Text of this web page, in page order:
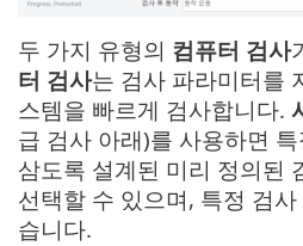
두 가지 유형의 컴퓨터 검사
터 검사는 검사 파라미터를
스템을 빠르게 검사합니다.
급 검사 아래)를 사용하면
삼도록 설계된 미리 정의된
선택할 수 있으며, 특정 검
습니다.